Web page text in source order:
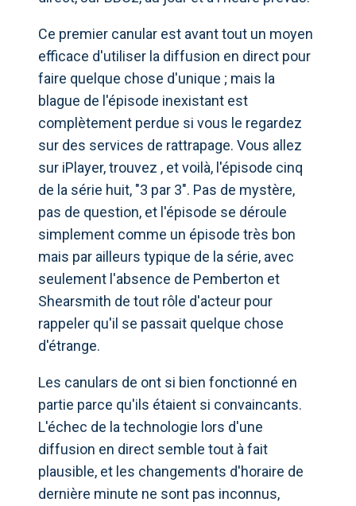
Ce premier canular est avant tout un moyen
efficace d'utiliser la diffusion en direct pour
faire quelque chose d'unique ; mais la
blague de l'épisode inexistant est
complètement perdue si vous le regardez
sur des services de rattrapage. Vous allez
sur iPlayer, trouvez , et voilà, l'épisode cinq
de la série huit, "3 par 3". Pas de mystère,
pas de question, et l'épisode se déroule
simplement comme un épisode très bon
mais par ailleurs typique de la série, avec
seulement l'absence de Pemberton et
Shearsmith de tout rôle d'acteur pour
rappeler qu'il se passait quelque chose
d'étrange.
Les canulars de ont si bien fonctionné en
partie parce qu'ils étaient si convaincants.
L'échec de la technologie lors d'une
diffusion en direct semble tout à fait
plausible, et les changements d'horaire de
dernière minute ne sont pas inconnus,